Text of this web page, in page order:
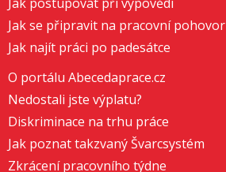
Jak se připravit na pracovní pohovor
Jak najít práci po padesátce
O portálu Abecedaprace.cz
Nedostali jste výplatu?
Diskriminace na trhu práce
Jak poznat takzvaný Švarcsystém
Zkrácení pracovního týdne